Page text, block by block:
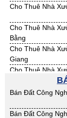
Cho Thuê Nhà
Cho Thuê Nhà
Bằng
Cho Thuê Nhà
Giang
Cho Thuê Nhà
Cho Thuê Nhà
Cho Thuê Nhà
Bán Đất Công
Bán Đất Công